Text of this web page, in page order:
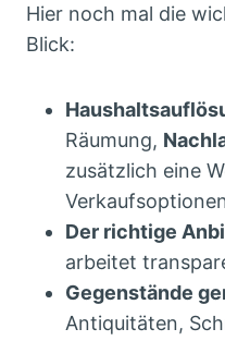
Hier noch mal die
Blick:
Räumung,
zusätzlich eine
Der richtige
arbeitet
Gegenstände
Antiquitäten,